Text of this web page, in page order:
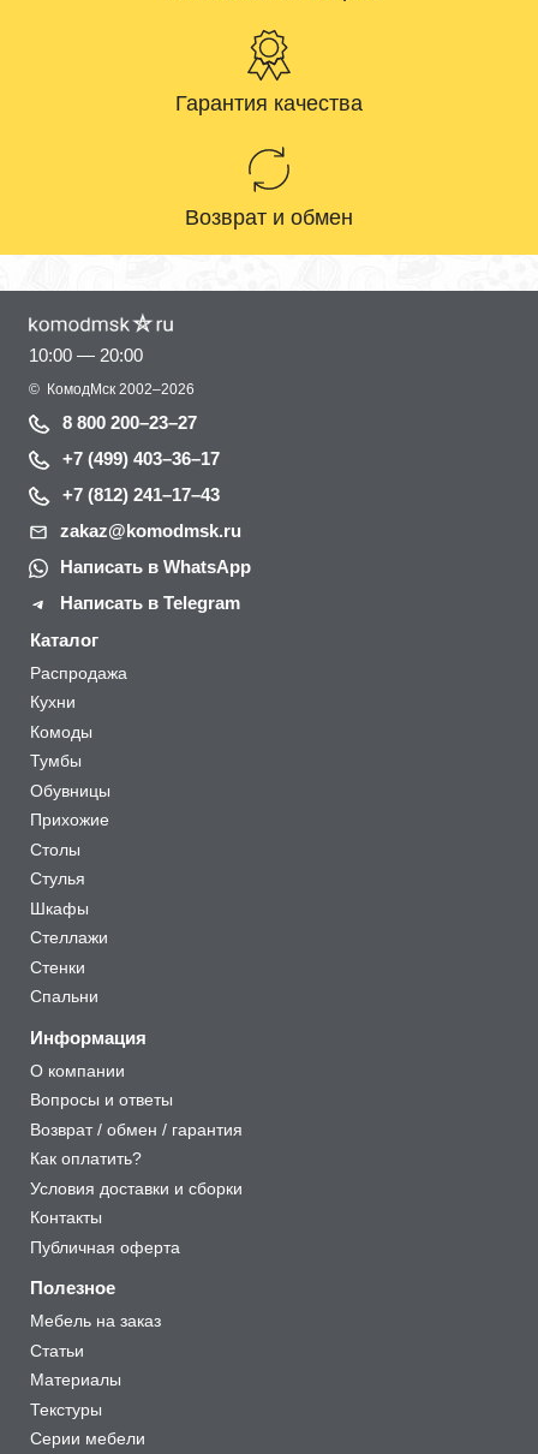
Гарантия качества
Возврат и обмен
10:00 — 20:00
© КомодМск 2002–2026
8 800 200–23–27
+7 (499) 403–36–17
+7 (812) 241–17–43
zakaz@komodmsk.ru
Написать в WhatsApp
Написать в Telegram
Каталог
Распродажа
Кухни
Комоды
Тумбы
Обувницы
Прихожие
Столы
Стулья
Шкафы
Стеллажи
Стенки
Спальни
Информация
О компании
Вопросы и ответы
Возврат / обмен / гарантия
Как оплатить?
Условия доставки и сборки
Контакты
Публичная оферта
Полезное
Мебель на заказ
Статьи
Материалы
Текстуры
Серии мебели